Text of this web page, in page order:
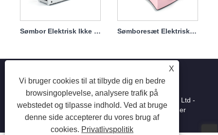
Sømbor Elektrisk Ikke let at beskadige håndstykke 65w 35000rpm Sømboresæt Elektrisk krop med holder Kraftig 65w 35000rpm
X
Vi bruger cookies til at tilbyde dig en bedre
browsingoplevelse, analysere trafik på
webstedet og tilpasse indhold. Ved at bruge
denne side accepterer du vores brug af
cookies. Privatlivspolitik
Copyright © 2025 Shenzhen Ruina Optoelectronic Co., Ltd -
Negellampe, neglebor, neglestøvsamler - Alle rettigheder
forbeholdes.